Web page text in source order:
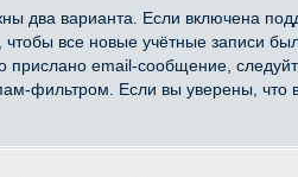
два варианта. Если включена
все новые учётные записи
email-сообщение,
фильтром. Если вы уверены, что